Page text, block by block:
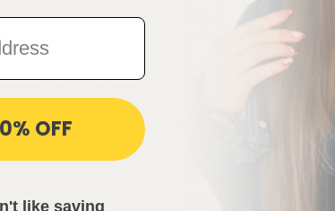
طويلًا، وصلات الدبابيس هي الخيار الأكثر ثباتًا،
OFF
like saving